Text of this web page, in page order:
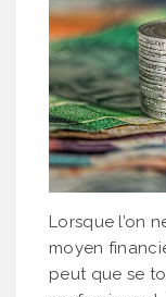
Lorsque l’on
moyen
peut que se